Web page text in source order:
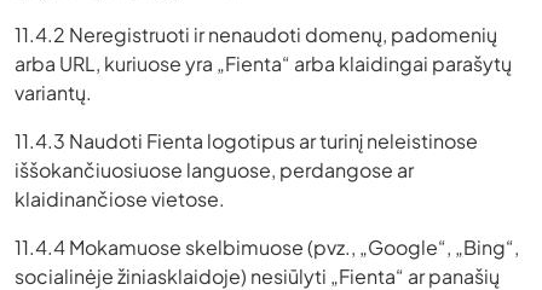
11.4.2 Neregistruoti ir nenaudoti domenų, padomenių
arba URL, kuriuose yra „Fienta“ arba klaidingai parašytų
variantų.
11.4.3 Naudoti Fienta logotipus ar turinį neleistinose
iššokančiuosiuose languose, perdangose ​​ar
klaidinančiose vietose.
11.4.4 Mokamuose skelbimuose (pvz., „Google“, „Bing“,
socialinėje žiniasklaidoje) nesiūlyti „Fienta“ ar panašių